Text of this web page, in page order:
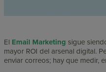
El Email Marketing sigue
mayor ROI del arsenal digital.
enviar correos; hay que medir,